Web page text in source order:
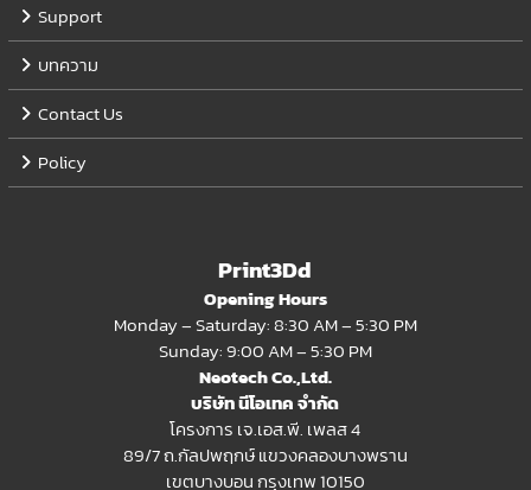
Support
บทความ
Contact Us
Policy
Print3Dd
Opening Hours
Monday – Saturday: 8:30 AM – 5:30 PM
Sunday: 9:00 AM – 5:30 PM
Neotech Co.,Ltd.
บริษัท นีโอเทค จำกัด
โครงการ เจ.เอส.พี. เพลส 4
89/7 ถ.กัลปพฤกษ์ แขวงคลองบางพราน
เขตบางบอน กรุงเทพ 10150